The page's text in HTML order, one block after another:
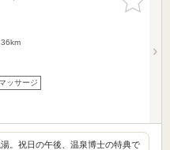
りに追加
ッサージ
。祝日の午後、温泉博士の特典で